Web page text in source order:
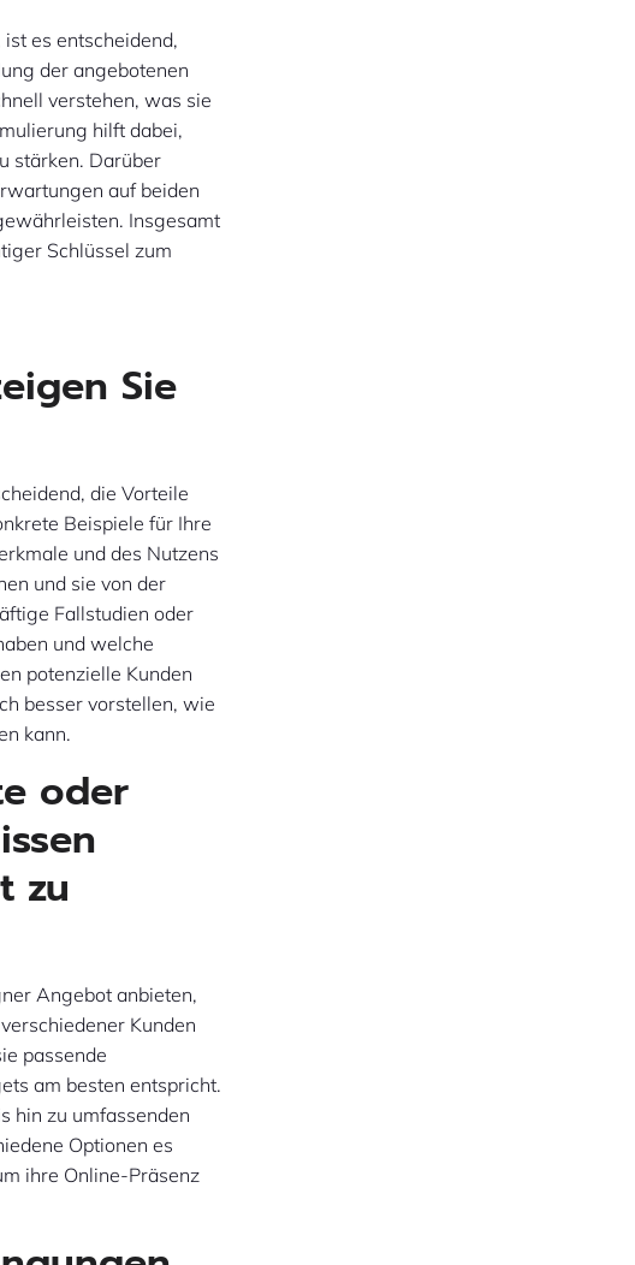
es entscheidend,
der angebotenen
verstehen, was sie
hilft dabei,
stärken. Darüber
auf beiden
Insgesamt
Schlüssel zum
Sie
die Vorteile
Beispiele für Ihre
und des Nutzens
und sie von der
Fallstudien oder
und welche
potenzielle Kunden
besser vorstellen, wie
kann.
oder
zu
Angebot anbieten,
Kunden
passende
am besten entspricht.
hin zu umfassenden
Optionen es
ihre Online-Präsenz